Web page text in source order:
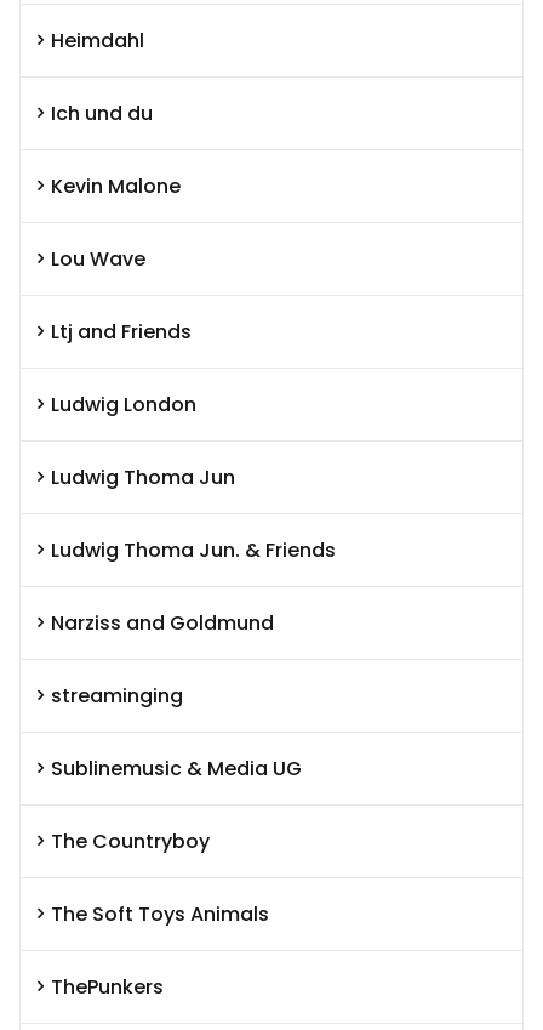
Heimdahl
Ich und du
Kevin Malone
Lou Wave
Ltj and Friends
Ludwig London
Ludwig Thoma Jun
Ludwig Thoma Jun. & Friends
Narziss and Goldmund
streaminging
Sublinemusic & Media UG
The Countryboy
The Soft Toys Animals
ThePunkers